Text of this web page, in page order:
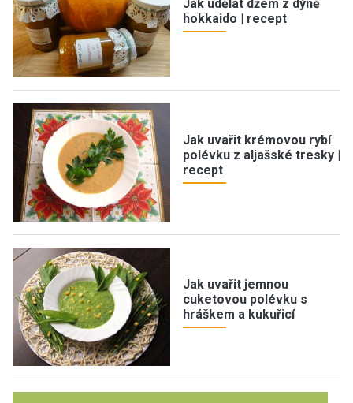
Jak udělat džem z dýně
hokkaido | recept
Jak uvařit krémovou rybí
polévku z aljašské tresky |
recept
Jak uvařit jemnou
cuketovou polévku s
hráškem a kukuřicí